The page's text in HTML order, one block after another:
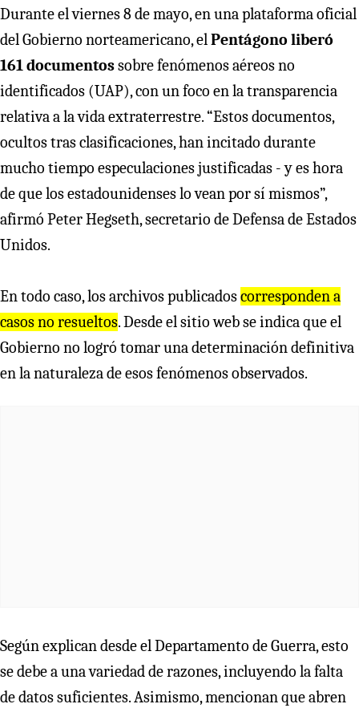
Durante el viernes 8 de mayo, en una plataforma oficial
del Gobierno norteamericano, elPentágono liberó
161 documentossobre fenómenos aéreos no
identificados (UAP), con un foco en la transparencia
relativa a la vida extraterrestre. “Estos documentos,
ocultos tras clasificaciones, han incitado durante
mucho tiempo especulaciones justificadas - y es hora
de que los estadounidenses lo vean por sí mismos”,
afirmó Peter Hegseth, secretario de Defensa de Estados
Unidos.
En todo caso, los archivos publicadoscorresponden a
casos no resueltos. Desde el sitio web se indica que el
Gobierno no logró tomar una determinación definitiva
en la naturaleza de esos fenómenos observados.
Según explican desde el Departamento de Guerra, esto
se debe a una variedad de razones, incluyendo la falta
de datos suficientes. Asimismo, mencionan que abren